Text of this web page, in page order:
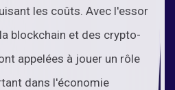
les coûts. Avec l'essor
blockchain et des crypto-
appelées à jouer un rôle
dans l'économie